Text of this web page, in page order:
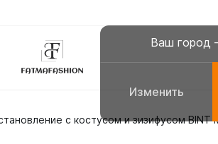
Ваш
Изменить
Платья для молитвы,
с костусом и зизифусом BINT